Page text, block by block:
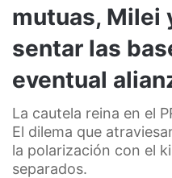
mutuas, Milei
sentar las
eventual
La cautela reina en el
El dilema que
la polarización con el
separados.